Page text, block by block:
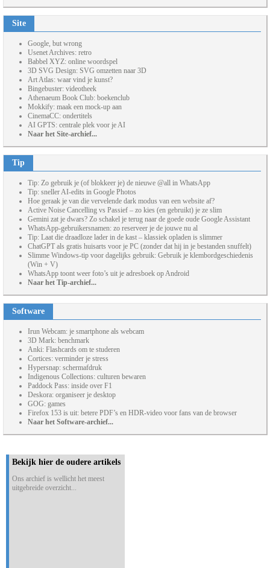
Site
Google, but wrong
Usenet Archives: retro
Babbel XYZ: online woordspel
3D SVG Design: SVG omzetten naar 3D
Art Atlas: waar vind je kunst?
Bingebuster: videotheek
Athenaeum Book Club: boekenclub
Mokkify: maak een mock-up aan
CinemaCC: ondertitels
AI GPTS: centrale plek voor je AI
Naar het Site-archief...
Tip
Tip: Zo gebruik je (of blokkeer je) de nieuwe @all in WhatsApp
Tip: sneller AI-edits in Google Photos
Hoe geraak je van die vervelende dark modus van een website af?
Active Noise Cancelling vs Passief – zo kies (en gebruikt) je ze slim
Gemini zat je dwars? Zo schakel je terug naar de goede oude Google Assistant
WhatsApp-gebruikersnamen: zo reserveer je de jouwe nu al
Tip: Laat die draadloze lader in de kast – klassiek opladen is slimmer
ChatGPT als gratis huisarts voor je PC (zonder dat hij in je bestanden snuffelt)
Slimme Windows-tip voor dagelijks gebruik: Gebruik je klembordgeschiedenis
(Win + V)
WhatsApp toont weer foto’s uit je adresboek op Android
Naar het Tip-archief...
Software
Irun Webcam: je smartphone als webcam
3D Mark: benchmark
Anki: Flashcards om te studeren
Cortices: verminder je stress
Hypersnap: schermafdruk
Indigenous Collections: culturen bewaren
Paddock Pass: inside over F1
Deskora: organiseer je desktop
GOG: games
Firefox 153 is uit: betere PDF’s en HDR-video voor fans van de browser
Naar het Software-archief...
Bekijk hier de oudere artikels
Ons archief is wellicht het meest
uitgebreide overzicht...